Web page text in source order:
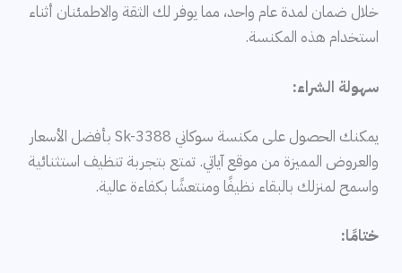
خلال ضمان لمدة عام واحد، مما يوفر لك الثقة والاطمئنان أثناء
استخدام هذه المكنسة.
سهولة الشراء:
يمكنك الحصول على مكنسة سوكاني Sk-3388 بأفضل الأسعار
والعروض المميزة من موقع آياتي. تمتع بتجربة تنظيف استثنائية
واسمح لمنزلك بالبقاء نظيفًا ومنتعشًا بكفاءة عالية.
ختامًا: